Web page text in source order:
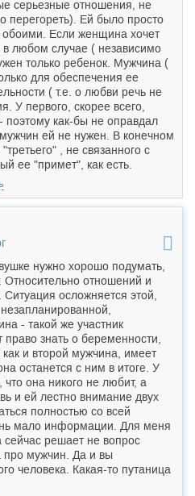
серьезные отношения, не
перегореть). Ей было просто
обоими. Если женщина хочет
в любом случае ( независимо
только ребенок. Мужчина (
для обеспечения ее
( т.е. о любви речь не
У первого, скорее всего,
как-бы не оправдал
ей не нужен. В конечном
, не связанного с
ее "примет", как есть.
нужно хорошо подумать,
Относительно отношений и
осложняется этой,
- такой же участник
знать о беременности,
и второй мужчина, имеет
останется с ним в итоге. У
она никого не любит, а
и ей лестно внимание двух
полностью со всей
мало информации. Для меня
сейчас решает не вопрос
про мужчин. Да и вы
человека. Какая-то путаница